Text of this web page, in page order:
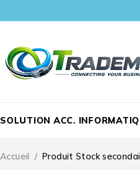
SOLUTION ACC.
Accueil / Produit Stock